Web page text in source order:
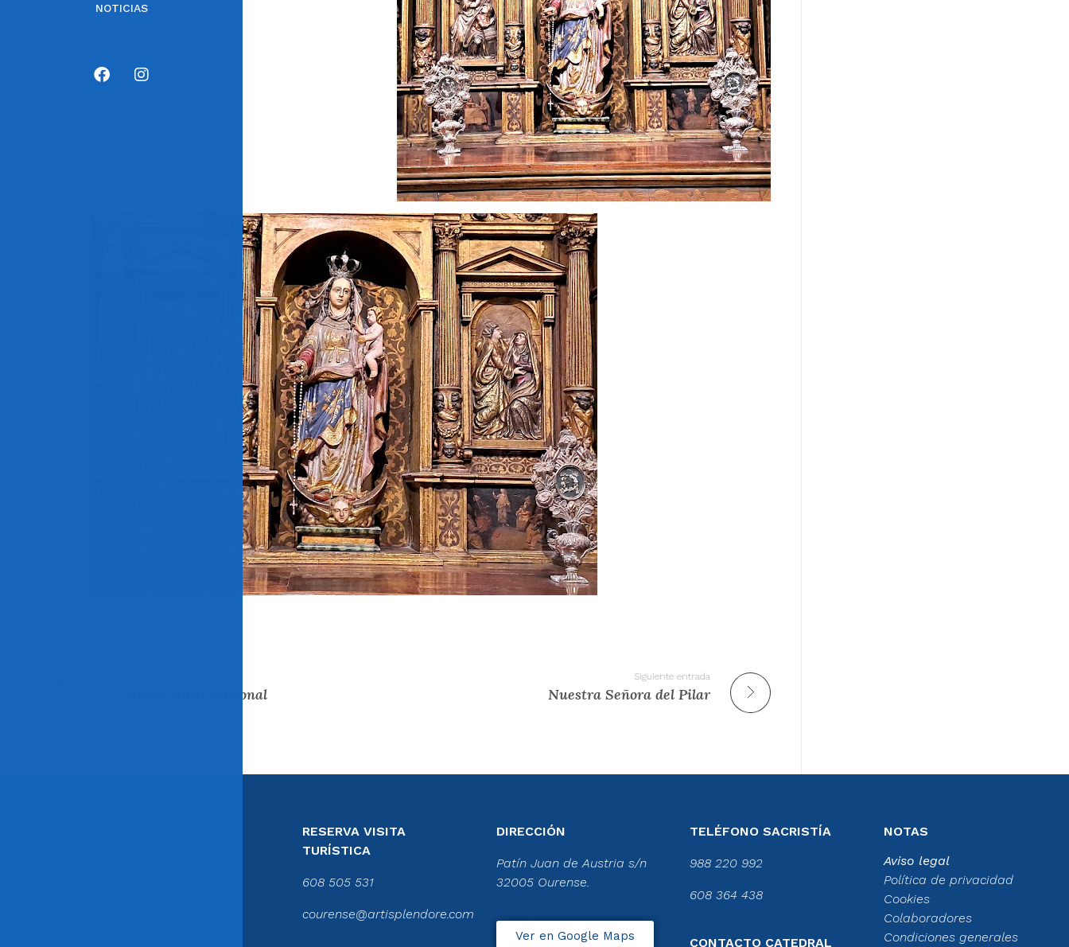
NOTICIAS
Fiesta Policía Nacional
Siguiente entrada
Nuestra Señora del Pilar
RESERVA VISITA
TURÍSTICA
608 505 531
courense@artisplendore.com
DIRECCIÓN
Patín Juan de Austria s/n
32005 Ourense.
Ver en Google Maps
TELÉFONO SACRISTÍA
988 220 992
608 364 438
CONTACTO CATEDRAL
NOTAS
Aviso legal
Política de privacidad
Cookies
Colaboradores
Condiciones generales